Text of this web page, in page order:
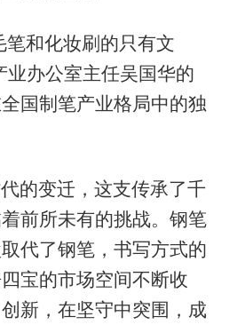
笔和化妆刷的只有文
业办公室主任吴国华的
国制笔产业格局中的独
的变迁，这支传承了千
前所未有的挑战。钢笔
代了钢笔，书写方式的
宝的市场空间不断收
新，在坚守中突围，成